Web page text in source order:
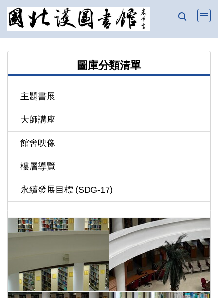
跳
到
容
區
圖庫分類清單
主題書展
大師講座
館舍映像
樓層導覽
永續發展目標 (SDG-17)